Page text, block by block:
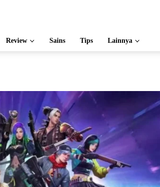
Review Sains Tips Lainnya